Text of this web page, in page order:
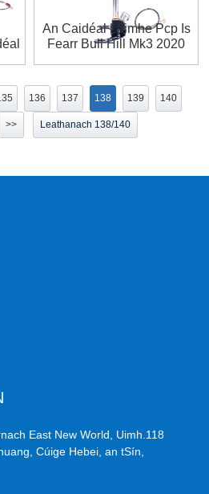
An Caidéal Láimhe Pcp Is
Fearr Bull Hill Mk3 2020
136 137 138 139 140
>> Leathanach 138/140
East New World, Uimh.118
Cúige Hebei, an tSín,